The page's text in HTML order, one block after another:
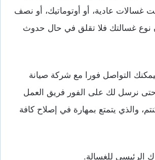
غسالات عادية، أو أوتوماتيك، أو نصف
نوع غسالتك فلا تقلق في حال حدوث
التواصل فورا مع شركة صيانة
نرسل لك على الفور فريق العمل
والذي يتمتع بمهارة في إصلاح كافة
الرئيسي للغسالة.